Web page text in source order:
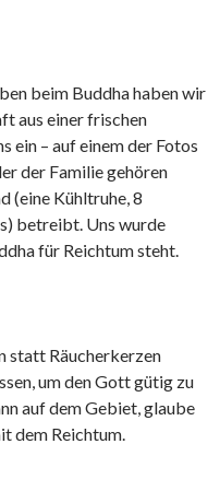
beim Buddha haben wir
aus einer frischen
ein – auf einem der Fotos
der Familie gehören
(eine Kühltruhe, 8
betreibt. Uns wurde
für Reichtum steht.
statt Räucherkerzen
um den Gott gütig zu
auf dem Gebiet, glaube
dem Reichtum.